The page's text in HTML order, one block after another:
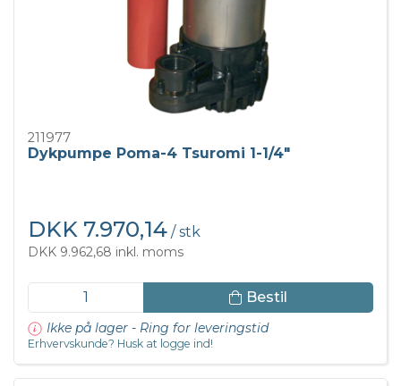
211977
Dykpumpe Poma-4 Tsuromi 1-1/4"
DKK 7.970,14 / stk
DKK 9.962,68 inkl. moms
Bestil
Ikke på lager - Ring for leveringstid
Erhvervskunde? Husk at logge ind!